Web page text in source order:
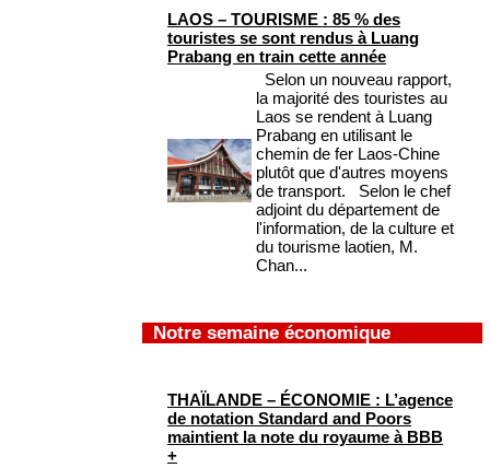
LAOS – TOURISME : 85 % des
touristes se sont rendus à Luang
Prabang en train cette année
Selon un nouveau rapport,
la majorité des touristes au
Laos se rendent à Luang
Prabang en utilisant le
chemin de fer Laos-Chine
plutôt que d'autres moyens
de transport. Selon le chef
adjoint du département de
l'information, de la culture et
du tourisme laotien, M.
Chan...
Notre semaine économique
THAÏLANDE – ÉCONOMIE : L’agence
de notation Standard and Poors
maintient la note du royaume à BBB
+